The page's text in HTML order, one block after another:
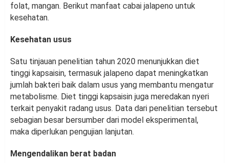
folat, mangan. Berikut manfaat cabai jalapeno untuk
kesehatan.
Kesehatan usus
Satu tinjauan penelitian tahun 2020 menunjukkan diet
tinggi kapsaisin, termasuk jalapeno dapat meningkatkan
jumlah bakteri baik dalam usus yang membantu mengatur
metabolisme. Diet tinggi kapsaisin juga meredakan nyeri
terkait penyakit radang usus. Data dari penelitian tersebut
sebagian besar bersumber dari model eksperimental,
maka diperlukan pengujian lanjutan.
Mengendalikan berat badan